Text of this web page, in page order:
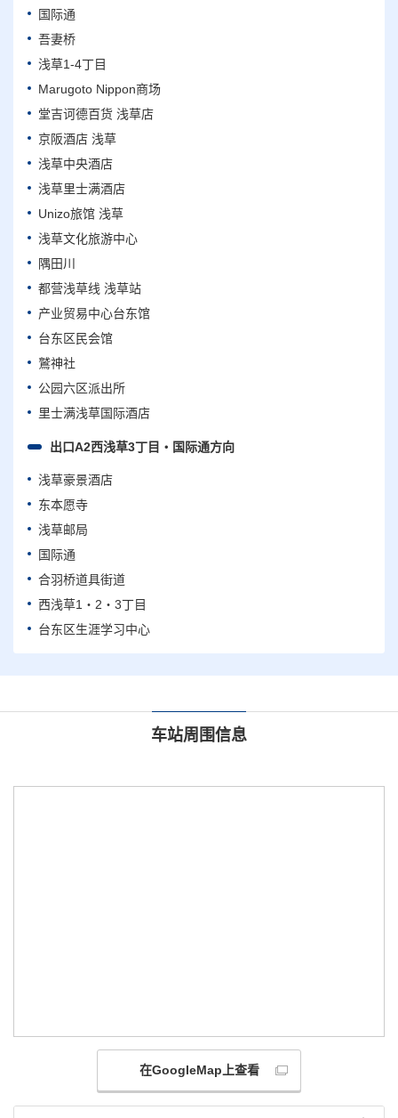
国际通
吾妻桥
浅草1-4丁目
Marugoto Nippon商场
堂吉诃德百货 浅草店
京阪酒店 浅草
浅草中央酒店
浅草里士满酒店
Unizo旅馆 浅草
浅草文化旅游中心
隅田川
都营浅草线 浅草站
产业贸易中心台东馆
台东区民会馆
鷲神社
公园六区派出所
里士满浅草国际酒店
出口A2西浅草3丁目・国际通方向
浅草豪景酒店
东本愿寺
浅草邮局
国际通
合羽桥道具街道
西浅草1・2・3丁目
台东区生涯学习中心
车站周围信息
在GoogleMap上查看